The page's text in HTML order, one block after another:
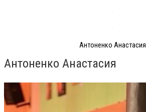
Антоненко Анастасия
Антоненко Анастасия